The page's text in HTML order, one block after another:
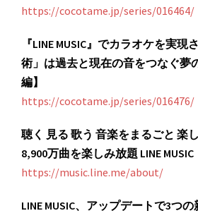
https://cocotame.jp/series/016464/
『LINE MUSIC』でカラオケを実
術」は過去と現在の音をつなぐ夢
編】
https://cocotame.jp/series/016476/
聴く 見る 歌う 音楽をまるごと 楽
8,900万曲を楽しみ放題 LINE MUSIC
https://music.line.me/about/
LINE MUSIC、アップデートで3つ